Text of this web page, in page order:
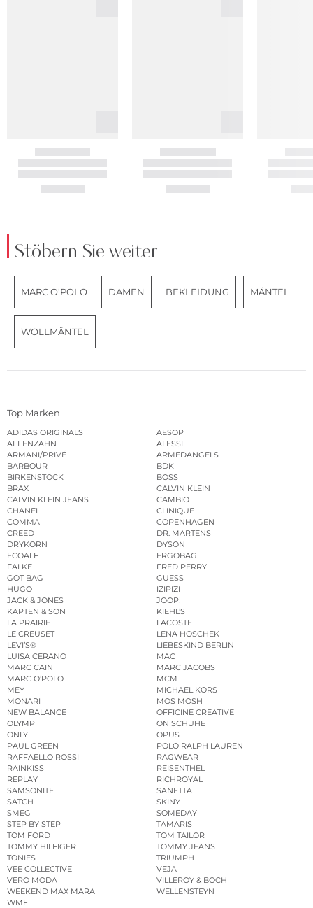
Stöbern Sie weiter
MARC O'POLO DAMEN BEKLEIDUNG MÄNTEL
WOLLMÄNTEL
Top Marken
ADIDAS ORIGINALS
AESOP
AFFENZAHN
ALESSI
ARMANI/PRIVÉ
ARMEDANGELS
BARBOUR
BDK
BIRKENSTOCK
BOSS
BRAX
CALVIN KLEIN
CALVIN KLEIN JEANS
CAMBIO
CHANEL
CLINIQUE
COMMA
COPENHAGEN
CREED
DR. MARTENS
DRYKORN
DYSON
ECOALF
ERGOBAG
FALKE
FRED PERRY
GOT BAG
GUESS
HUGO
IZIPIZI
JACK & JONES
JOOP!
KAPTEN & SON
KIEHL’S
LA PRAIRIE
LACOSTE
LE CREUSET
LENA HOSCHEK
LEVI’S®
LIEBESKIND BERLIN
LUISA CERANO
MAC
MARC CAIN
MARC JACOBS
MARC O’POLO
MCM
MEY
MICHAEL KORS
MONARI
MOS MOSH
NEW BALANCE
OFFICINE CREATIVE
OLYMP
ON SCHUHE
ONLY
OPUS
PAUL GREEN
POLO RALPH LAUREN
RAFFAELLO ROSSI
RAGWEAR
RAINKISS
REISENTHEL
REPLAY
RICHROYAL
SAMSONITE
SANETTA
SATCH
SKINY
SMEG
SOMEDAY
STEP BY STEP
TAMARIS
TOM FORD
TOM TAILOR
TOMMY HILFIGER
TOMMY JEANS
TONIES
TRIUMPH
VEE COLLECTIVE
VEJA
VERO MODA
VILLEROY & BOCH
WEEKEND MAX MARA
WELLENSTEYN
WMF